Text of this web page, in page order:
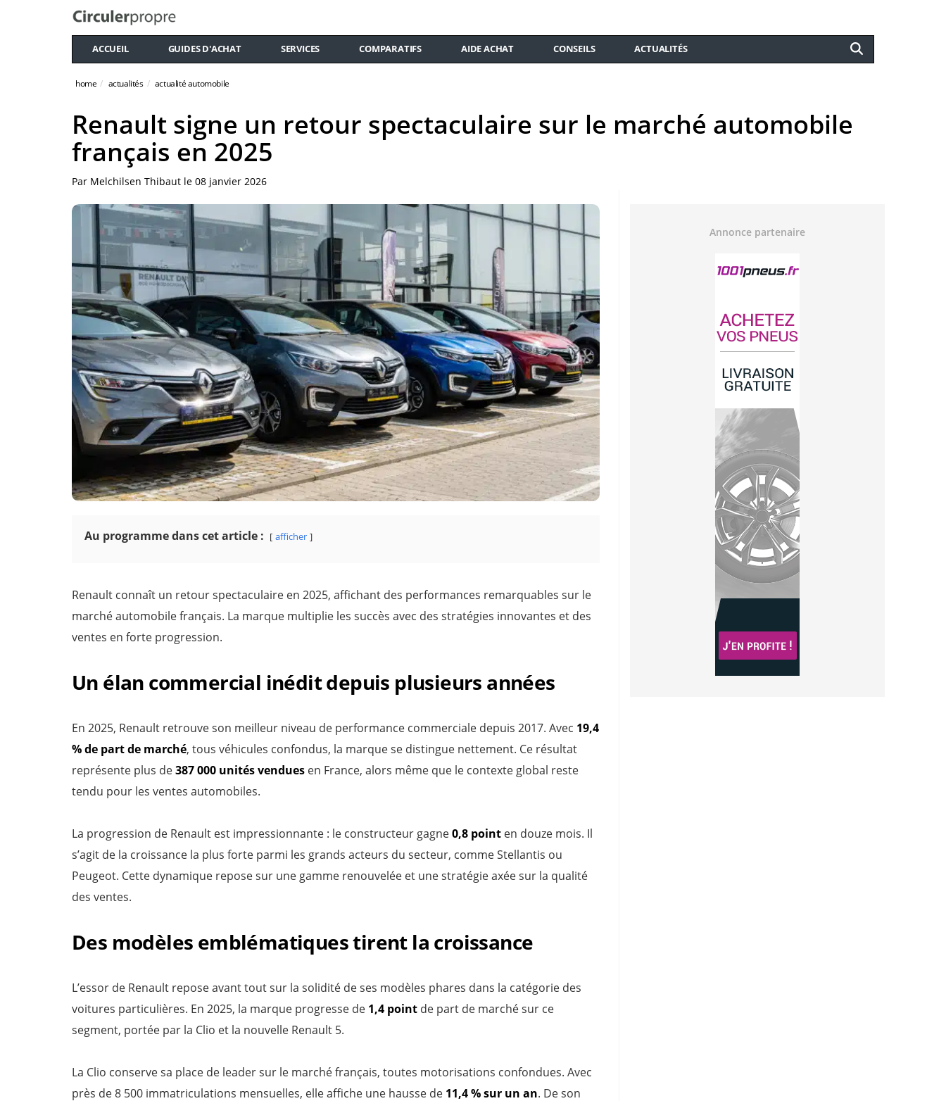
ACCUEIL GUIDES D'ACHAT SERVICES COMPARATIFS AIDE ACHAT CONSEILS ACTUALITÉS
home actualités actualité automobile
Renault signe un retour spectaculaire sur le marché automobile
français en 2025
Par Melchilsen Thibaut le 08 janvier 2026
Au programme dans cet article : afficher
Renault connaît un retour spectaculaire en 2025, affichant des performances remarquables sur le
marché automobile français. La marque multiplie les succès avec des stratégies innovantes et des
ventes en forte progression.
Un élan commercial inédit depuis plusieurs années
En 2025, Renault retrouve son meilleur niveau de performance commerciale depuis 2017. Avec 19,4
% de part de marché, tous véhicules confondus, la marque se distingue nettement. Ce résultat
représente plus de387 000 unités vendues en France, alors même que le contexte global reste
tendu pour les ventes automobiles.
La progression de Renault est impressionnante : le constructeur gagne0,8 point en douze mois. Il
s’agit de la croissance la plus forte parmi les grands acteurs du secteur, comme Stellantis ou
Peugeot. Cette dynamique repose sur une gamme renouvelée et une stratégie axée sur la qualité
des ventes.
Des modèles emblématiques tirent la croissance
L’essor de Renault repose avant tout sur la solidité de ses modèles phares dans la catégorie des
voitures particulières. En 2025, la marque progresse de 1,4 point de part de marché sur ce
segment, portée par la Clio et la nouvelle Renault 5.
La Clio conserve sa place de leader sur le marché français, toutes motorisations confondues. Avec
près de 8 500 immatriculations mensuelles, elle affiche une hausse de 11,4 % sur un an. De son
Annonce partenaire